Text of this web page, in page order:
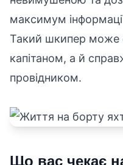
максимум
Такий шкипер може
капітаном, а й
провідником.
Що вас чекає